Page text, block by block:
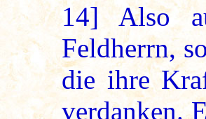
14] Also
Feldherrn,
die ihre
verdanken.